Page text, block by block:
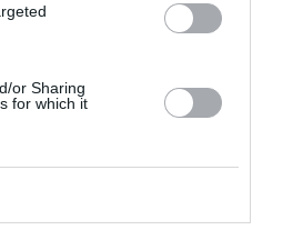
or Sharing
for which it